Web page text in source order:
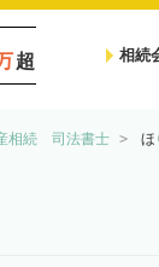
超 相続
相続 司法書士